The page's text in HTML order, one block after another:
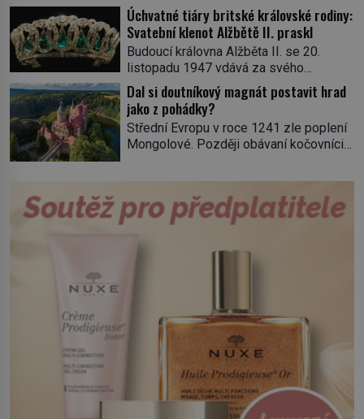
prohlásil o něm jiný významný
francouzský revolucionář, Honoré de
Mirabeau […]
rychle v jedné ze „sandtnerek“.
„Zaplaťpánbůh, že už nemusíme chodit
s lístky,“ povzdechne si směrem ke
služce, kterou má v kuchyni k ruce.
Ještě v prvních letech nové republiky
fungoval kvůli nedostatku zboží
přídělový systém. […]
Úchvatné tiáry britské královské rodiny:
Svatební klenot Alžbětě II. praskl
Budoucí královna Alžběta II. se 20.
listopadu 1947 vdává za svého
vyvoleného Filipa Mountbattena. Aby
měla na obřad ve Westminsteru podle
tradice „něco vypůjčeného“, její matka jí
věnuje jedinečný šperk ze své
soukromé kolekce – diamantovou tiáru
tiára,“ zhodnotil klenot britský politik Sir
Henry Channon (1897–1958), když si […]
Dal si doutníkový magnát postavit hrad
jako z pohádky?
Střední Evropu v roce 1241 zle poplení
Mongolové. Později obávaní kočovníci
jednat. Na další případné řádění barbarů
z východu se chce pečlivě připravit!
Český král Václav I. (1205–1253) přijme